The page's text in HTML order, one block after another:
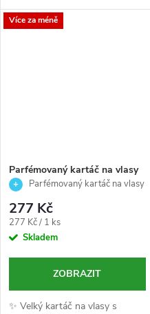
Perfektní pro každodenní
použití doma i na cestách.
Více za méně
Parfémovaný kartáč na vlasy
COLOR US - Velký 25cm
Parfémovaný kartáč na vlasy
277 Kč
Měrná
cena:
277 Kč / 1 ks
Skladem
ZOBRAZIT
✨ Velký kartáč na vlasy s